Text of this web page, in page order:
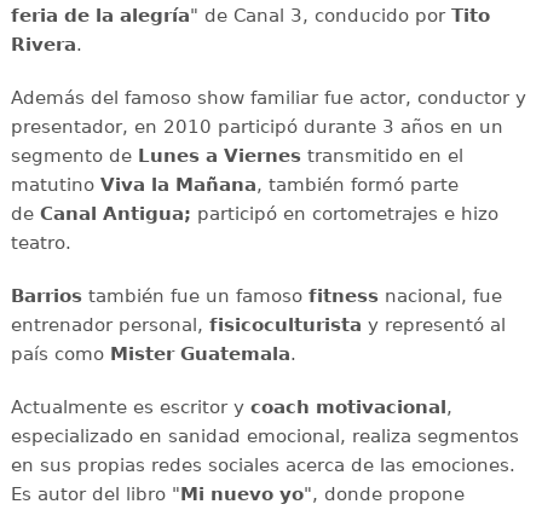
feria de la alegría" de Canal 3, conducido por Tito
Rivera.
Además del famoso show familiar fue actor, conductor y
presentador, en 2010 participó durante 3 años en un
segmento de Lunes a Viernestransmitido en el
matutino Viva la Mañana, también formó parte
de Canal Antigua; participó en cortometrajes e hizo
teatro.
Barriostambién fue un famosofitnessnacional, fue
entrenador personal, fisicoculturista y representó al
país como Mister Guatemala.
Actualmente es escritor y coach motivacional,
especializado en sanidad emocional, realiza segmentos
en sus propias redes sociales acerca de las emociones.
Es autor del libro "Mi nuevo yo", donde propone